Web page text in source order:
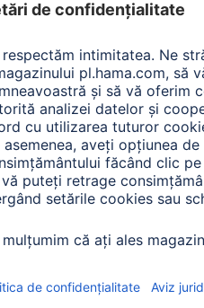
USB-C - Mufă Micro-USB, USB